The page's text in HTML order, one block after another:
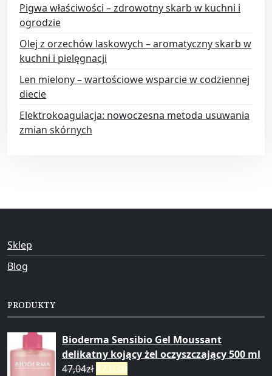
Pigwa właściwości – zdrowotny skarb w kuchni i
ogrodzie
Olej z orzechów laskowych – aromatyczny skarb w
kuchni i pielęgnacji
Len mielony – wartościowe wsparcie w codziennej
diecie
Elektrokoagulacja: nowoczesna metoda usuwania
zmian skórnych
Sklep
Blog
PRODUKTY
Bioderma Sensibio Gel Moussant
delikatny kojący żel oczyszczający 500 ml
47,04zł47,03zł